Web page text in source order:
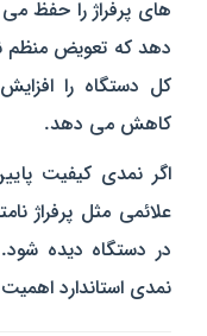
های پرفراژ را حفظ
دهد که تعویض منظم
کل دستگاه را
کاهش می‌ دهد.
اگر نمدی کیفیت
علائمی مثل پرفراژ
در دستگاه دیده
نمدی استاندارد